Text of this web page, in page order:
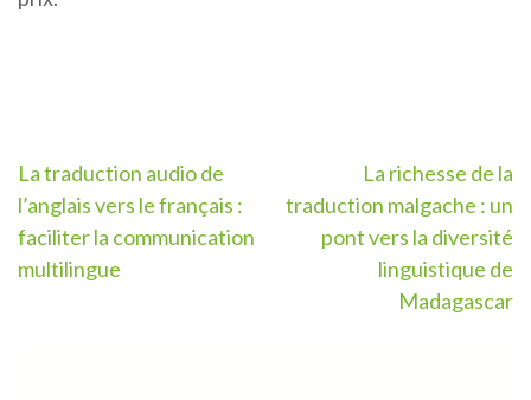
Navigation
de
l’article
La traduction audio de
l’anglais vers le français :
faciliter la communication
multilingue
La richesse de la
traduction malgache : un
pont vers la diversité
linguistique de
Madagascar